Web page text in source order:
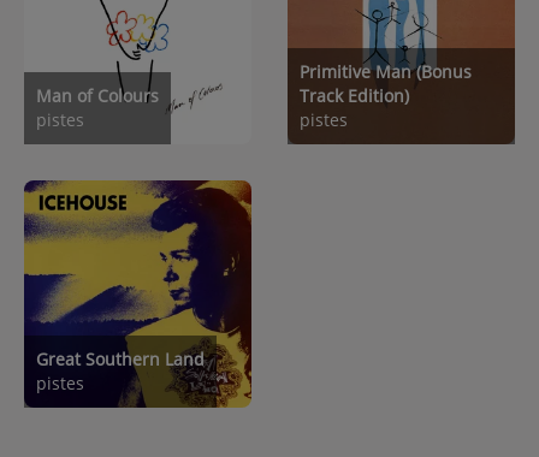
Man of Colours
pistes
Primitive Man (Bonus
Track Edition)
pistes
Great Southern Land
pistes